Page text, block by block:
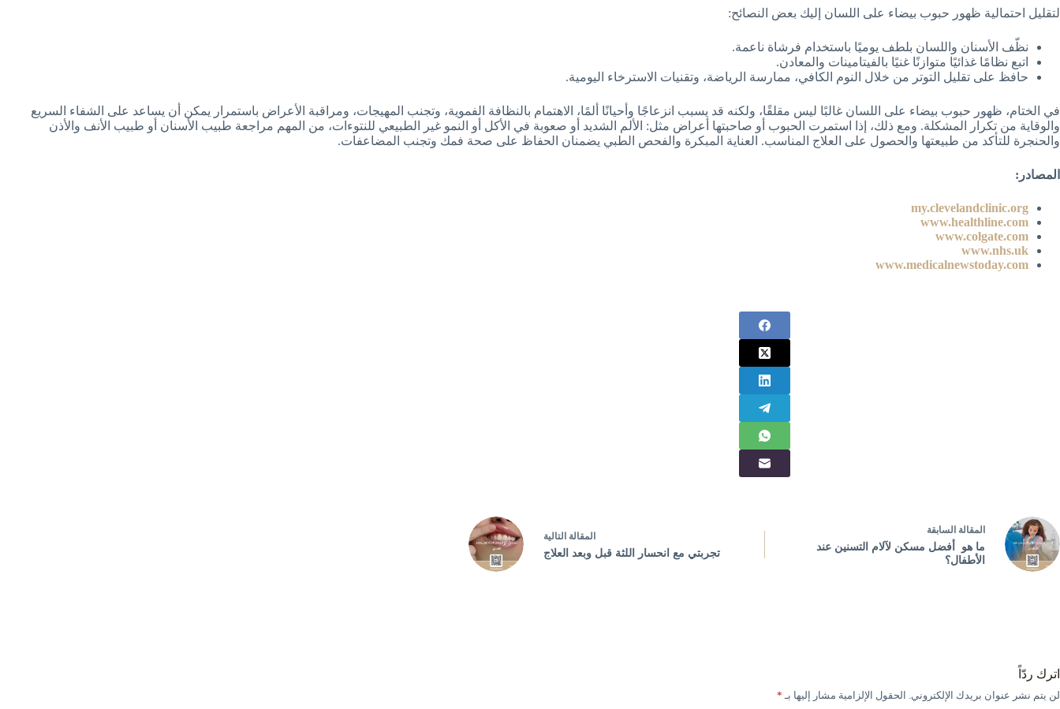
لتقليل احتمالية ظهور حبوب بيضاء على اللسان إليك بعض النصائح:
نظّف الأسنان واللسان بلطف يوميًا باستخدام فرشاة ناعمة.
اتبع نظامًا غذائيًا متوازنًا غنيًا بالفيتامينات والمعادن.
حافظ على تقليل التوتر من خلال النوم الكافي، ممارسة الرياضة، وتقنيات الاسترخاء اليومية.
في الختام، ظهور حبوب بيضاء على اللسان غالبًا ليس مقلقًا، ولكنه قد يسبب انزعاجًا وأحيانًا ألمًا، الاهتمام بالنظافة الفموية، وتجنب المهيجات، ومراقبة الأعراض باستمرار يمكن أن يساعد على الشفاء السريع
والوقاية من تكرار المشكلة. ومع ذلك، إذا استمرت الحبوب أو صاحبتها أعراض مثل: الألم الشديد أو صعوبة في الأكل أو النمو غير الطبيعي للنتوءات، من المهم مراجعة طبيب الأسنان أو طبيب الأنف والأذن
والحنجرة للتأكد من طبيعتها والحصول على العلاج المناسب. العناية المبكرة والفحص الطبي يضمنان الحفاظ على صحة فمك وتجنب المضاعفات.
المصادر:
my.clevelandclinic.org
www.healthline.com
www.colgate.com
www.nhs.uk
www.medicalnewstoday.com
المقالة السابقة
ما هو أفضل مسكن لآلام التسنين عند
الأطفال؟
المقالة التالية
تجربتي مع انحسار اللثة قبل وبعد العلاج
اترك ردّاً
لن يتم نشر عنوان بريدك الإلكتروني. الحقول الإلزامية مشار إليها بـ *